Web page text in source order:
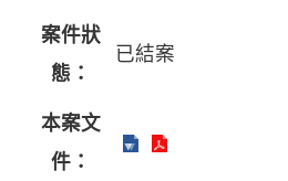
案件狀
態：
已結案
本案文
件：